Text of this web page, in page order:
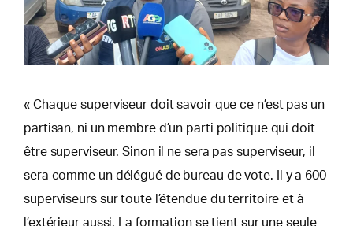
« Chaque superviseur doit savoir que ce n’est pas un
partisan, ni un membre d’un parti politique qui doit
être superviseur. Sinon il ne sera pas superviseur, il
sera comme un délégué de bureau de vote. Il y a 600
superviseurs sur toute l’étendue du territoire et à
l’extérieur aussi. La formation se tient sur une seule